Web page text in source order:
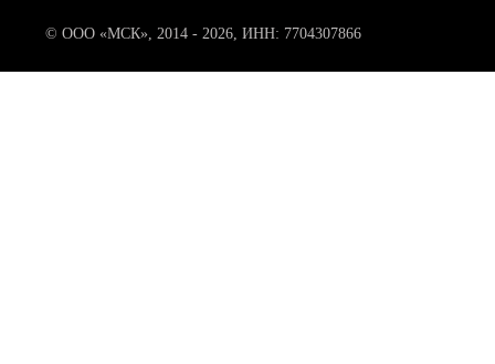
© ООО «МСК», 2014 - 2026, ИНН: 7704307866